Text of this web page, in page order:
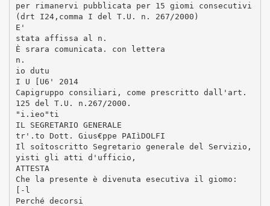
per rimanervi pubblicata per 15 giomi consecutivi
(drt I24,comma I del T.U. n. 267/2000)
E'
stata affissa al n.
È srara comunicata. con lettera
n.
io dutu
I U [U6' 2014
Capigruppo consiliari, come prescritto dall'art.
125 del T.U. n.267/2000.
"i.ieo"ti
IL SEGRETARIO GENERALE
tr'.to Dott. Gius€ppe PAIìDOLFI
Il soîtoscritto Segretario generale del Servizio,
yisti gli atti d'ufficio,
ATTESTA
Che la presente è divenuta esecutiva il giomo:
[-l
Perché decorsi